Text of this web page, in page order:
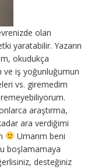
olan
yaratabilir. Yazarın
okudukça
ve iş yoğunluğumun
vs. giremedim
araştırma,
ara verdiğimi
Umarım beni
boşlamamaya
desteğiniz